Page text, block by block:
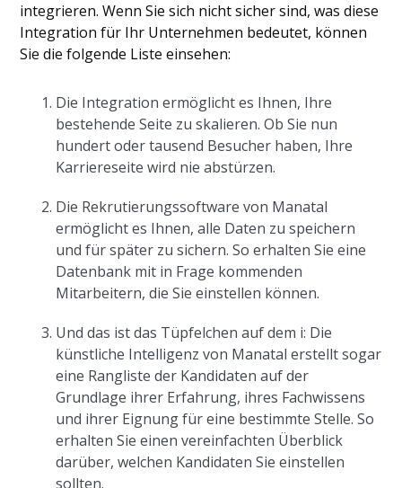
integrieren. Wenn Sie sich nicht sicher sind, was diese
Integration für Ihr Unternehmen bedeutet, können
Sie die folgende Liste einsehen:
Die Integration ermöglicht es Ihnen, Ihre
bestehende Seite zu skalieren. Ob Sie nun
hundert oder tausend Besucher haben, Ihre
Karriereseite wird nie abstürzen.
Die Rekrutierungssoftware von Manatal
ermöglicht es Ihnen, alle Daten zu speichern
und für später zu sichern. So erhalten Sie eine
Datenbank mit in Frage kommenden
Mitarbeitern, die Sie einstellen können.
Und das ist das Tüpfelchen auf dem i: Die
künstliche Intelligenz von Manatal erstellt sogar
eine Rangliste der Kandidaten auf der
Grundlage ihrer Erfahrung, ihres Fachwissens
und ihrer Eignung für eine bestimmte Stelle. So
erhalten Sie einen vereinfachten Überblick
darüber, welchen Kandidaten Sie einstellen
sollten.